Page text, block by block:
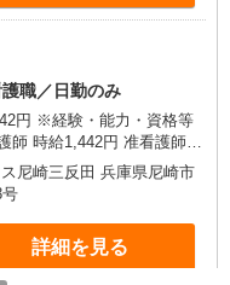
職／日勤のみ
円 ※経験・能力・資格等
師 時給1,442円 准看護師
務手当 〇土日祝勤務手当
早朝7:00〜8:00/夜間
UP
尼崎三反田 兵庫県尼崎市
詳細を見る